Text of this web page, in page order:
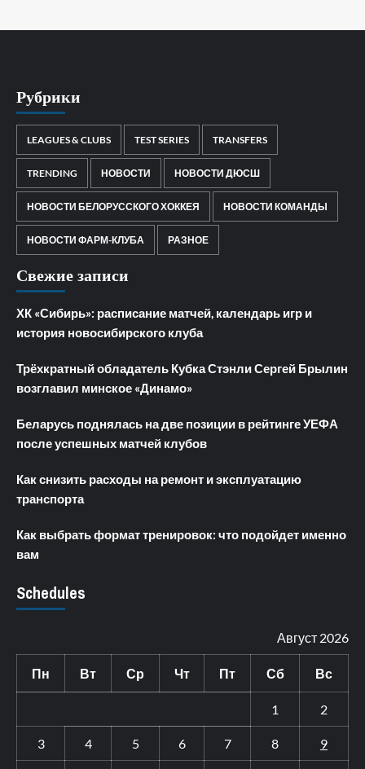
Рубрики
LEAGUES & CLUBS TEST SERIES TRANSFERS
TRENDING НОВОСТИ НОВОСТИ ДЮСШ
НОВОСТИ БЕЛОРУССКОГО ХОККЕЯ НОВОСТИ КОМАНДЫ
НОВОСТИ ФАРМ-КЛУБА РАЗНОЕ
Свежие записи
ХК «Сибирь»: расписание матчей, календарь игр и
история новосибирского клуба
Трёхкратный обладатель Кубка Стэнли Сергей Брылин
возглавил минское «Динамо»
Беларусь поднялась на две позиции в рейтинге УЕФА
после успешных матчей клубов
Как снизить расходы на ремонт и эксплуатацию
транспорта
Как выбрать формат тренировок: что подойдет именно
вам
Schedules
Август 2026
Пн Вт Ср Чт Пт Сб Вс
1 2
3 4 5 6 7 8 9